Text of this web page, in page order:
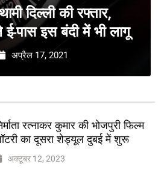
रत्नाकर कुमार की भोजपुरी फिल्म
का दूसरा शेड्यूल दुबई में शुरू
अक्टूबर 12, 2023
दिल्ली की रफ्तार,
ई-पास इस बंदी में भी लागू
अप्रैल 17, 2021